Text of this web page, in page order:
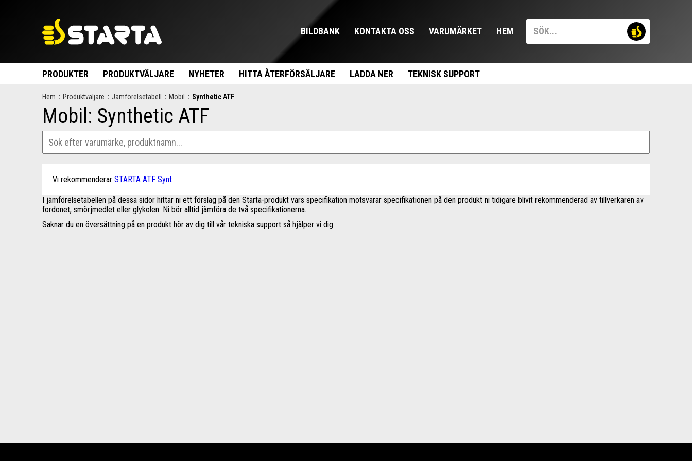
BILDBANK KONTAKTA OSS VARUMÄRKET HEM
PRODUKTER PRODUKTVÄLJARE NYHETER HITTA ÅTERFÖRSÄLJARE LADDA NER TEKNISK SUPPORT
Hem : Produktväljare : Jämförelsetabell : Mobil : Synthetic ATF
Mobil: Synthetic ATF
Vi rekommenderar STARTA ATF Synt
I jämförelsetabellen på dessa sidor hittar ni ett förslag på den Starta-produkt vars specifikation motsvarar specifikationen på den produkt ni tidigare blivit rekommenderad av tillverkaren av
fordonet, smörjmedlet eller glykolen. Ni bör alltid jämföra de två specifikationerna.
Saknar du en översättning på en produkt hör av dig till vår tekniska support så hjälper vi dig.